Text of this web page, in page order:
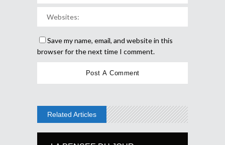
Save my name, email, and website in this
browser for the next time I comment.
Related Articles